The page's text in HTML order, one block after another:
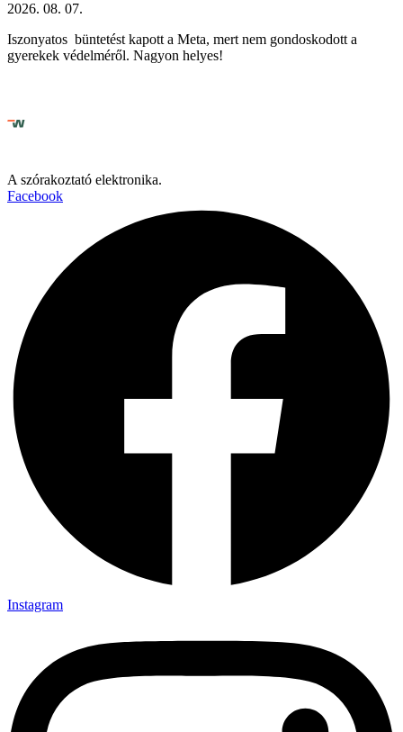
2026. 08. 07.
Iszonyatos büntetést kapott a Meta, mert nem gondoskodott a
gyerekek védelméről. Nagyon helyes!
A szórakoztató elektronika.
Facebook
Instagram